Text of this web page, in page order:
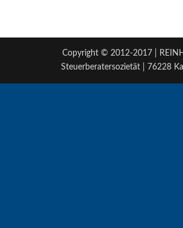
Copyright © 2012-2017 |
Steuerberatersozietät | 76228